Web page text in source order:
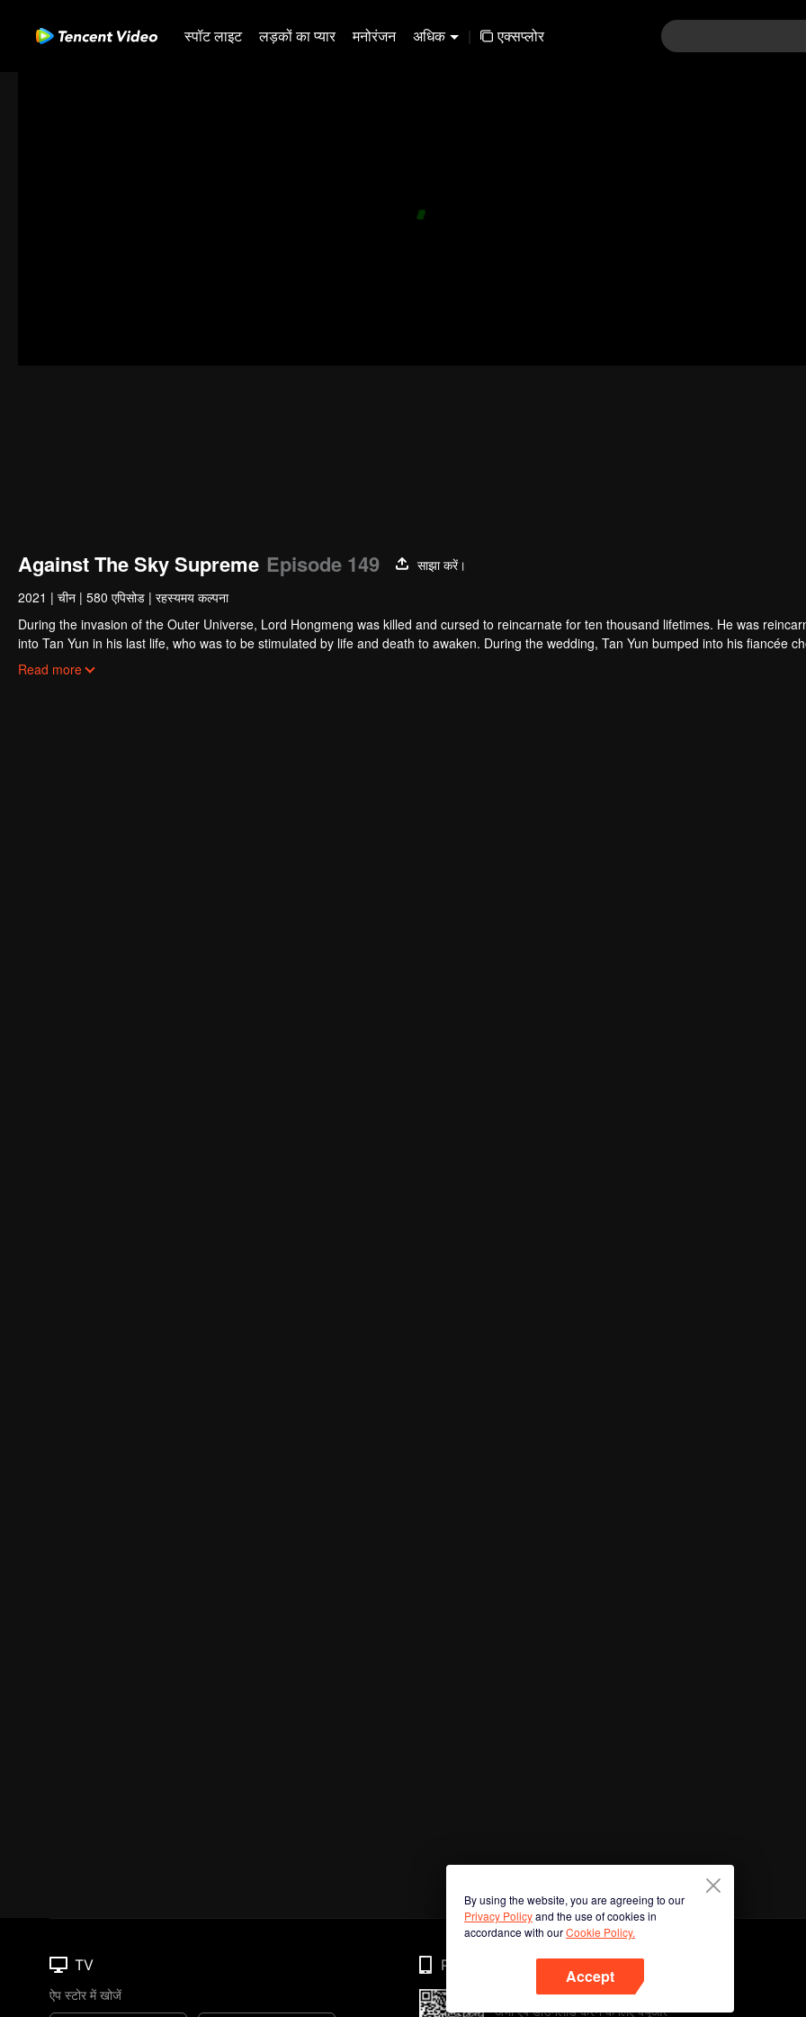
स्पॉट लाइट लड़कों का प्यार मनोरंजन अधिक | एक्सप्लोर
Against The Sky Supreme Episode 149
साझा करें।
2021 | चीन | 580 एपिसोड | रहस्यमय कल्पना
During the invasion of the Outer Universe, Lord Hongmeng was killed and cursed to reincarnate for ten thousand lifetimes. He was
into Tan Yun in his last life, who was to be stimulated by life and death to awaken. During the wedding, Tan Yun bumped into his fiancée
and was beaten to awaken the memory of the Hongmeng. Then Tan Yun possessed a God-level talent to increase his cultivation. Tan Yun
Read more
By using the website, you are agreeing to our
Privacy Policyand the use of cookies in
accordance with ourCookie Policy.
Accept
TV
ऐप स्टोर में खोजें
Phone
अभी ऐप डाउनलोड करने के लिए क्यूआर